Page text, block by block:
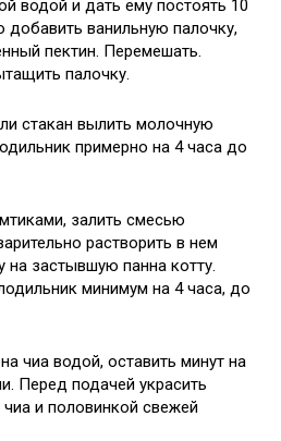
водой и дать ему постоять 10
добавить ванильную палочку,
пектин. Перемешать.
палочку.
стакан вылить молочную
примерно на 4 часа до
залить смесью
растворить в нем
на застывшую панна котту.
минимум на 4 часа, до
чиа водой, оставить минут на
Перед подачей украсить
и половинкой свежей